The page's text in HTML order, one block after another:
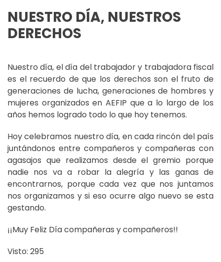
NUESTRO DÍA, NUESTROS
DERECHOS
Nuestro día, el día del trabajador y trabajadora fiscal
es el recuerdo de que los derechos son el fruto de
generaciones de lucha, generaciones de hombres y
mujeres organizados en AEFIP que a lo largo de los
años hemos logrado todo lo que hoy tenemos.
Hoy celebramos nuestro día, en cada rincón del país
juntándonos entre compañeros y compañeras con
agasajos que realizamos desde el gremio porque
nadie nos va a robar la alegría y las ganas de
encontrarnos, porque cada vez que nos juntamos
nos organizamos y si eso ocurre algo nuevo se esta
gestando.
¡¡Muy Feliz Día compañeras y compañeros!!
Visto: 295